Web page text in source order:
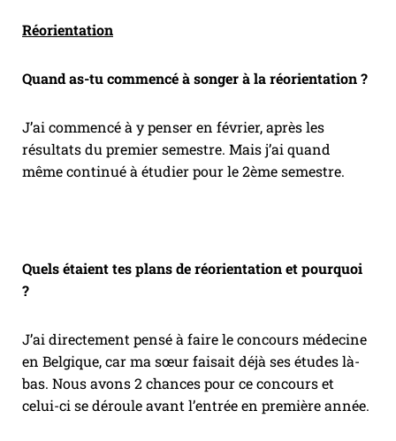
Réorientation
Quand as-tu commencé à songer à la réorientation ?
J’ai commencé à y penser en février, après les
résultats du premier semestre. Mais j’ai quand
même continué à étudier pour le 2ème semestre.
Quels étaient tes plans de réorientation et pourquoi
?
J’ai directement pensé à faire le concours médecine
en Belgique, car ma sœur faisait déjà ses études là-
bas. Nous avons 2 chances pour ce concours et
celui-ci se déroule avant l’entrée en première année.